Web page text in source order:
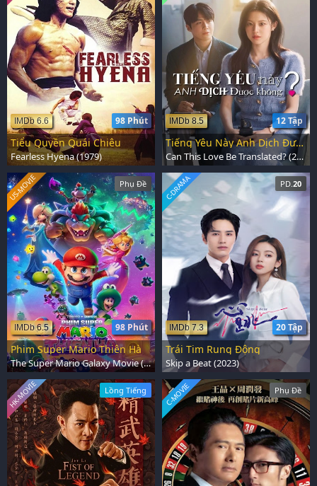
98 Phút
IMDb 6.6
Tiểu Quyền Quái Chiêu
Fearless Hyena (1979)
12 Tập
IMDb 8.5
Tiếng Yêu Này Anh Dịch Được Không
Can This Love Be Translated? (2026)
Phụ Đề
98 Phút
IMDb 6.5
US-MOVIE
Phim Super Mario Thiên Hà
The Super Mario Galaxy Movie (2026)
PD.20
20 Tập
IMDb 7.3
C-DRAMA
Trái Tim Rung Động
Skip a Beat (2023)
Lồng Tiếng
HK-MOVIE Phụ Đề
C-MOVIE